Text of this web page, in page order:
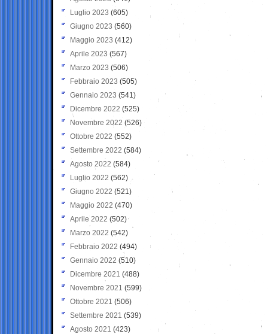
Luglio 2023 (605)
Giugno 2023 (560)
Maggio 2023 (412)
Aprile 2023 (567)
Marzo 2023 (506)
Febbraio 2023 (505)
Gennaio 2023 (541)
Dicembre 2022 (525)
Novembre 2022 (526)
Ottobre 2022 (552)
Settembre 2022 (584)
Agosto 2022 (584)
Luglio 2022 (562)
Giugno 2022 (521)
Maggio 2022 (470)
Aprile 2022 (502)
Marzo 2022 (542)
Febbraio 2022 (494)
Gennaio 2022 (510)
Dicembre 2021 (488)
Novembre 2021 (599)
Ottobre 2021 (506)
Settembre 2021 (539)
Agosto 2021 (423)